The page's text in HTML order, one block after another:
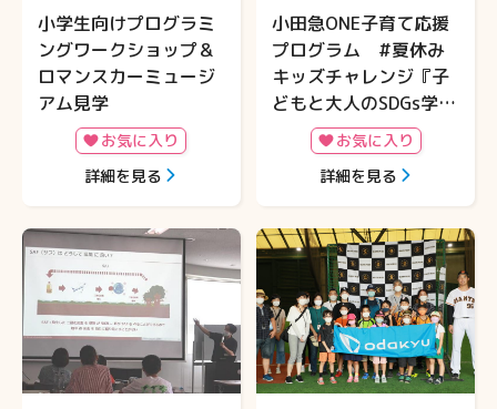
⼩学⽣向けプログラミ
ングワークショップ＆
ロマンスカーミュージ
アム見学
お気に入り
詳細を見る
小田急ONE子育て応援
プログラム #夏休み
キッズチャレンジ『子
どもと大人のSDGs学習
ゲーム Get The
Point』開催
お気に入り
詳細を見る